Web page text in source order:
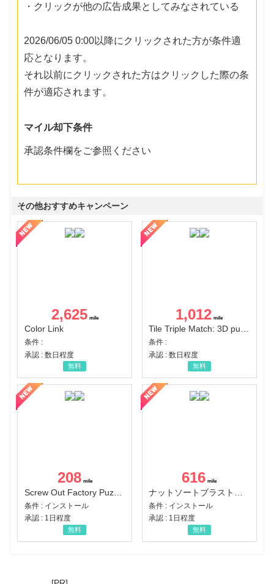
・クリックが他の広告成果としてみなされている
2026/06/05 0:00以降にクリックされた方が条件適
応となります。
それ以前にクリックされた方はクリックした際の条
件が適応されます。
マイル却下条件
承認条件欄をご参照ください
その他おすすめキャンペーン
2,625
Color Link
条件 :
承認 : 数日程度
無料
1,012
Tile Triple Match: 3D puzzle
条件 :
承認 : 数日程度
無料
208
Screw Out Factory Puzzle 3D（経験値バーのマイルストーンを5にする（ユーザーレベル5に到達する））（Android）
条件 : インストール
承認 : 1日程度
無料
616
条件 : インストール
承認 : 1日程度
無料